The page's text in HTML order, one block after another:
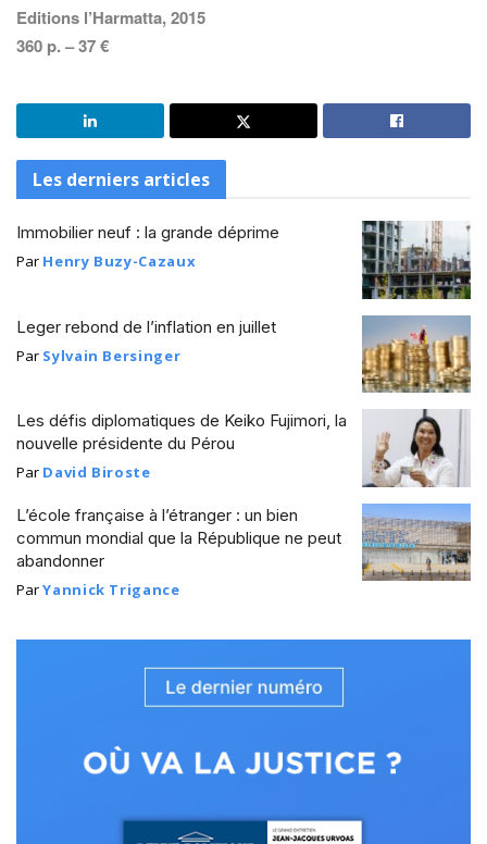
Editions l’Harmatta, 2015
360 p. – 37 €
Les derniers articles
Immobilier neuf : la grande déprime
Par Henry Buzy-Cazaux
Leger rebond de l’inflation en juillet
Par Sylvain Bersinger
Les défis diplomatiques de Keiko Fujimori, la
nouvelle présidente du Pérou
Par David Biroste
L’école française à l’étranger : un bien
commun mondial que la République ne peut
abandonner
ParYannick Trigance